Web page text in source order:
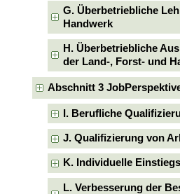
G. Überbetriebliche
Handwerk
H. Überbetriebliche
der Land-, Forst- und
Abschnitt 3
I. Berufliche
J. Qualifizierung von
K. Individuelle
L. Verbesserung der